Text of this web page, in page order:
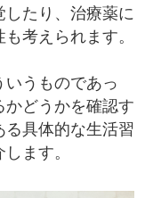
たり、治療薬に
考えられます。
いうものであっ
かどうかを確認す
る具体的な生活習
ます。